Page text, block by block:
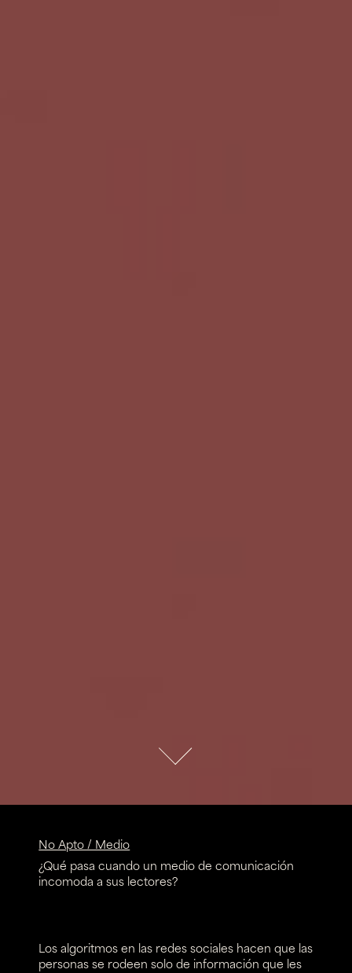
No Apto / Medio
¿Qué pasa cuando un medio de comunicación
incomoda a sus lectores?
Los algoritmos en las redes sociales hacen que las
personas se rodeen solo de información que les